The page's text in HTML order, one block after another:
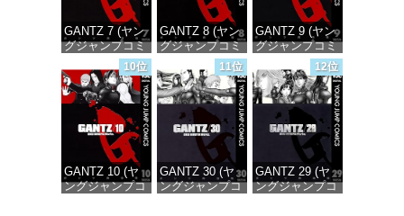
GANTZ 7 (ヤン
グジャンプコミ
ックスDIGITAL)
価格：¥100
GANTZ 8 (ヤン
グジャンプコミ
ックスDIGITAL)
価格：¥100
GANTZ 9 (ヤン
グジャンプコミ
ックスDIGITAL)
価格：¥100
10位
GANTZ 10 (ヤ
ングジャンプコ
11位
GANTZ 30 (ヤ
ングジャンプコ
12位
GANTZ 29 (ヤ
ングジャンプコ